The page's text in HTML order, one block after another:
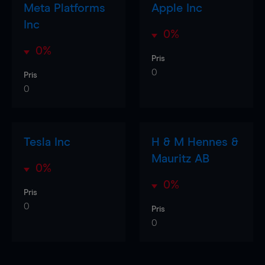
Meta Platforms
Inc
0%
Pris
0
Apple Inc
0%
Pris
0
Tesla Inc
0%
Pris
0
H & M Hennes &
Mauritz AB
0%
Pris
0